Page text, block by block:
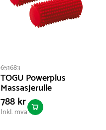
651683
TOGU Powerplus
Massasjerulle
788 kr
Inkl. mva